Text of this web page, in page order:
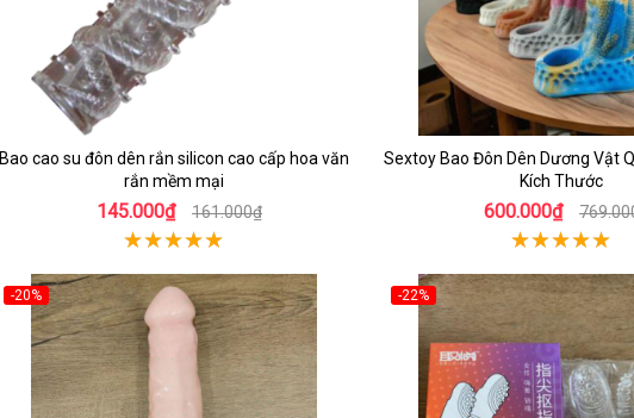
Bao cao su đôn dên rắn silicon cao cấp hoa văn
rắn mềm mại
145.000₫ 161.000₫
Sextoy Bao Đôn Dên Dương Vật
Kích Thước
600.000₫
-20% -22%